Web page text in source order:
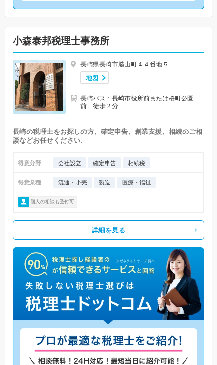
小森泰邦税理士事務所
長崎県長崎市勝山町４４番地５
地図
長崎バス：長崎市役所前または桜町公園
前 徒歩２分
長崎の税理士をお探しの方、確定申告、創業支援、相続のご相
談などお任せください.
得意分野 会社設立 確定申告 相続税
得意業種 流通・小売 製造 医療・福祉
個人の相談も受付可
詳細を見る